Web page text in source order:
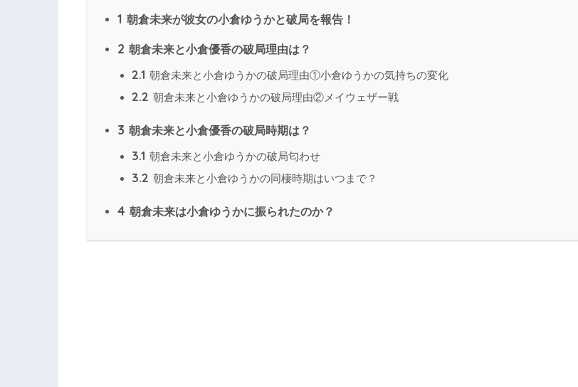
1 朝倉未来が彼女の小倉ゆうかと破局を報告！
2 朝倉未来と小倉優香の破局理由は？
2.1 朝倉未来と小倉ゆうかの破局理由①小倉ゆうかの気持ちの変化
2.2 朝倉未来と小倉ゆうかの破局理由②メイウェザー戦
3 朝倉未来と小倉優香の破局時期は？
3.1 朝倉未来と小倉ゆうかの破局匂わせ
3.2 朝倉未来と小倉ゆうかの同棲時期はいつまで？
4 朝倉未来は小倉ゆうかに振られたのか？